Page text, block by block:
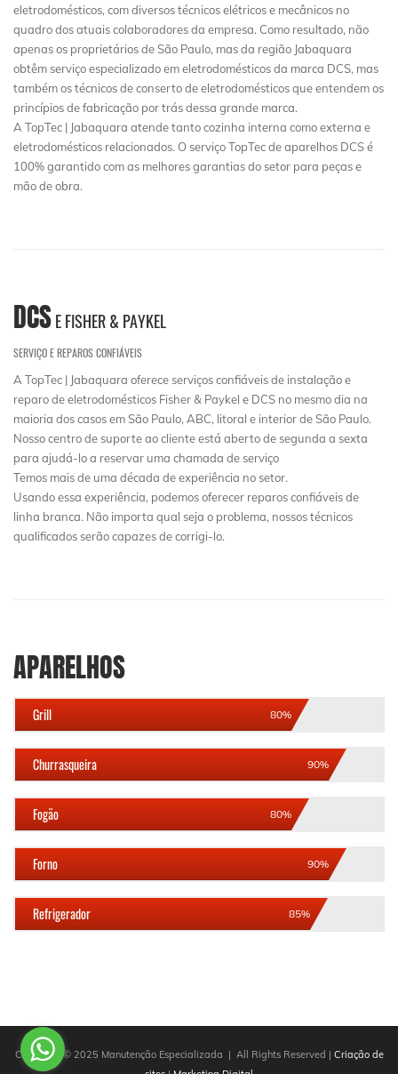
eletrodomésticos, com diversos técnicos elétricos e mecânicos no
quadro dos atuais colaboradores da empresa. Como resultado, não
apenas os proprietários de São Paulo, mas da região Jabaquara
obtêm serviço especializado em eletrodomésticos da marca DCS, mas
também os técnicos de conserto de eletrodomésticos que entendem os
princípios de fabricação por trás dessa grande marca.
A TopTec | Jabaquara atende tanto cozinha interna como externa e
eletrodomésticos relacionados. O serviço TopTec de aparelhos DCS é
100% garantido com as melhores garantias do setor para peças e
mão de obra.
DCSE FISHER & PAYKEL
SERVIÇO E REPAROS CONFIÁVEIS
A TopTec | Jabaquara oferece serviços confiáveis de instalação e
reparo de eletrodomésticos Fisher & Paykel e DCS no mesmo dia na
maioria dos casos em São Paulo, ABC, litoral e interior de São Paulo.
Nosso centro de suporte ao cliente está aberto de segunda a sexta
para ajudá-lo a reservar uma chamada de serviço
Temos mais de uma década de experiência no setor.
Usando essa experiência, podemos oferecer reparos confiáveis ​​de
linha branca. Não importa qual seja o problema, nossos técnicos
qualificados serão capazes de corrigi-lo.
APARELHOS
Grill 80%
Churrasqueira 90%
Fogão 80%
Forno 90%
Refrigerador 85%
Copyright © 2025 Manutenção Especializada | All Rights Reserved | Criação de